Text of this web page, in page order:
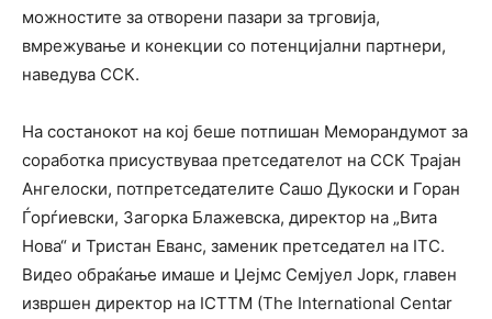
можностите за отворени пазари за трговија,
вмрежување и конекции со потенцијални партнери,
наведува ССК.
На состанокот на кој беше потпишан Меморандумот за
соработка присуствуваа претседателот на ССК Трајан
Ангелоски, потпретседателите Сашо Дукоски и Горан
Ѓорѓиевски, Загорка Блажевска, директор на „Вита
Нова“ и Тристан Еванс, заменик претседател на ITC.
Видео обраќање имаше и Џејмс Семјуел Јорк, главен
извршен директор на ICTTM (The International Centar